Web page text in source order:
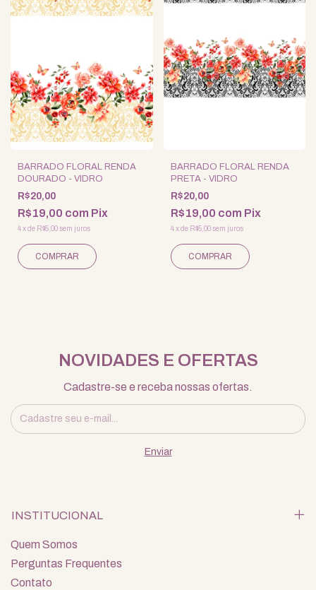
BARRADO FLORAL RENDA
DOURADO - VIDRO
R$20,00
R$19,00 com Pix
4xde R$5,00sem juros
BARRADO FLORAL RENDA
PRETA - VIDRO
R$20,00
R$19,00 com Pix
4 xde R$5,00 sem juros
NOVIDADES E OFERTAS
Cadastre-se e receba nossas ofertas.
INSTITUCIONAL
Quem Somos
Perguntas Frequentes
Contato